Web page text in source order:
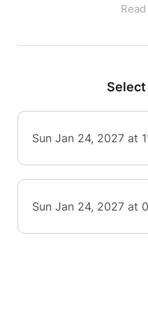
L'enfant magicien
théâtralisé qui se
l'approche envers
Select
Sun Jan 24, 2027 at
Sun Jan 24, 2027 at